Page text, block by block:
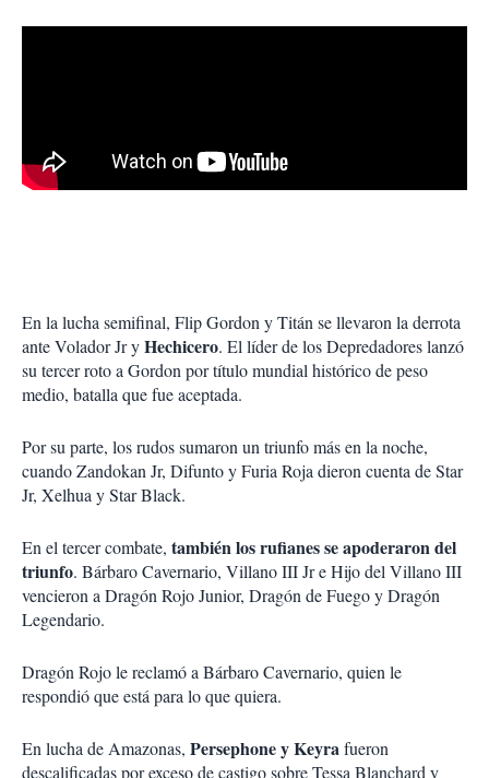
En la lucha semifinal, Flip Gordon y Titán se llevaron la derrota
ante Volador Jr yHechicero. El líder de los Depredadores lanzó
su tercer roto a Gordon por título mundial histórico de peso
medio, batalla que fue aceptada.
Por su parte, los rudos sumaron un triunfo más en la noche,
cuando Zandokan Jr, Difunto y Furia Roja dieron cuenta de Star
Jr, Xelhua y Star Black.
En el tercer combate, también los rufianes se apoderaron del
triunfo. Bárbaro Cavernario, Villano III Jr e Hijo del Villano III
vencieron a Dragón Rojo Junior, Dragón de Fuego y Dragón
Legendario.
Dragón Rojo le reclamó a Bárbaro Cavernario, quien le
respondió que está para lo que quiera.
En lucha de Amazonas, Persephone y Keyrafueron
descalificadas por exceso de castigo sobre Tessa Blanchard y